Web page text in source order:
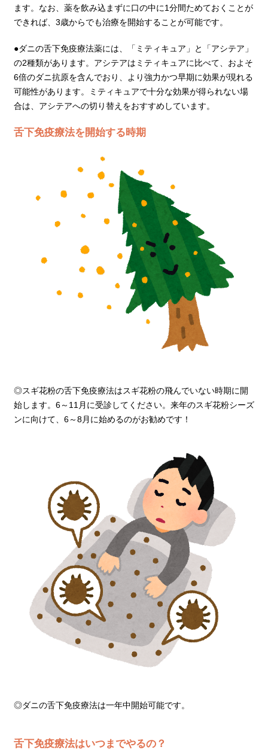
ます。なお、薬を飲み込まずに口の中に1分間ためておくことが
できれば、3歳からでも治療を開始することが可能です。
●ダニの舌下免疫療法薬には、「ミティキュア」と「アシテア」
の2種類があります。アシテアはミティキュアに比べて、およそ
6倍のダニ抗原を含んでおり、より強力かつ早期に効果が現れる
可能性があります。ミティキュアで十分な効果が得られない場
合は、アシテアへの切り替えをおすすめしています。
舌下免疫療法を開始する時期
◎スギ花粉の舌下免疫療法はスギ花粉の飛んでいない時期に開
始します。6～11月に受診してください。来年のスギ花粉シーズ
ンに向けて、6～8月に始めるのがお勧めです！
◎ダニの舌下免疫療法は一年中開始可能です。
舌下免疫療法はいつまでやるの？